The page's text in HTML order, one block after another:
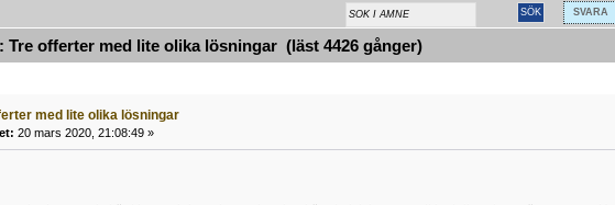
SVARA
Tre offerter med lite olika lösningar (läst 4426 gånger)
med lite olika lösningar
20 mars 2020, 21:08:49 »